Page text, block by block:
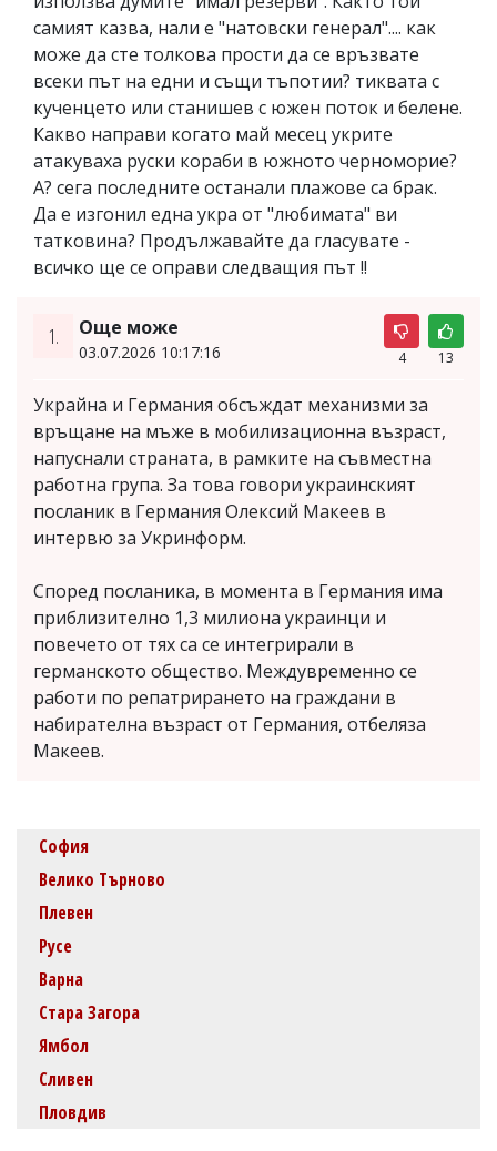
самият казва, нали е "натовски генерал".... как
може да сте толкова прости да се връзвате
всеки път на едни и същи тъпотии? тиквата с
кученцето или станишев с южен поток и белене.
Какво направи когато май месец укрите
атакуваха руски кораби в южното черноморие?
А? сега последните останали плажове са брак.
Да е изгонил една укра от "любимата" ви
татковина? Продължавайте да гласувате -
всичко ще се оправи следващия път !!
1. Още може
03.07.2026 10:17:16 4 13
Украйна и Германия обсъждат механизми за
връщане на мъже в мобилизационна възраст,
напуснали страната, в рамките на съвместна
работна група. За това говори украинският
посланик в Германия Олексий Макеев в
интервю за Укринформ.
Според посланика, в момента в Германия има
приблизително 1,3 милиона украинци и
повечето от тях са се интегрирали в
германското общество. Междувременно се
работи по репатрирането на граждани в
набирателна възраст от Германия, отбеляза
Макеев.
София
Велико Търново
Плевен
Русе
Варна
Стара Загора
Ямбол
Сливен
Пловдив